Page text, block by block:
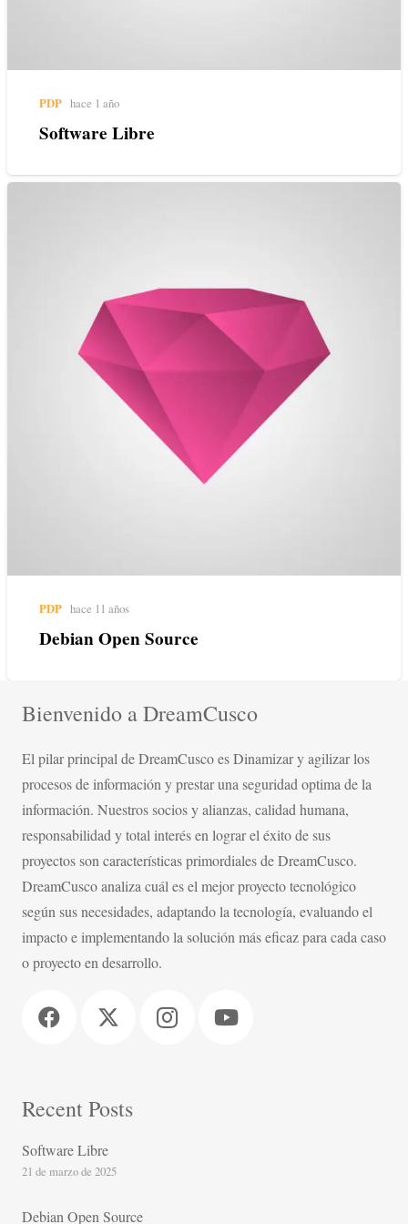
PDP hace 1 año
Software Libre
PDP hace 11 años
Debian Open Source
Bienvenido a DreamCusco
El pilar principal de DreamCusco es Dinamizar y agilizar los
procesos de información y prestar una seguridad optima de la
información. Nuestros socios y alianzas, calidad humana,
responsabilidad y total interés en lograr el éxito de sus
proyectos son características primordiales de DreamCusco.
DreamCusco analiza cuál es el mejor proyecto tecnológico
según sus necesidades, adaptando la tecnología, evaluando el
impacto e implementando la solución más eficaz para cada caso
o proyecto en desarrollo.
Recent Posts
Software Libre
21 de marzo de 2025
Debian Open Source